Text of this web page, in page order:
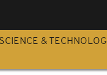
SCIENCE &